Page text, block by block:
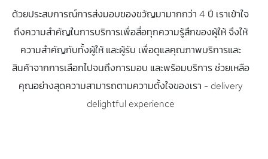
ด้วยประสบการณ์การส่งมอบของขวัญมามากกว่า 4 ปี เราเข้าใจ
ถึงความสำคัญในการบริการเพื่อสื่อทุกความรู้สึกของผู้ให้ จึงให้
ความสำคัญกับทั้งผู้ให้ และผู้รับ เพื่อดูแลคุณภาพบริการและ
สินค้าจากการเลือกไปจนถึงการมอบ และพร้อมบริการ ช่วยเหลือ
คุณอย่างสุดความสามารถตามความตั้งใจของเรา - delivery
delightful experience